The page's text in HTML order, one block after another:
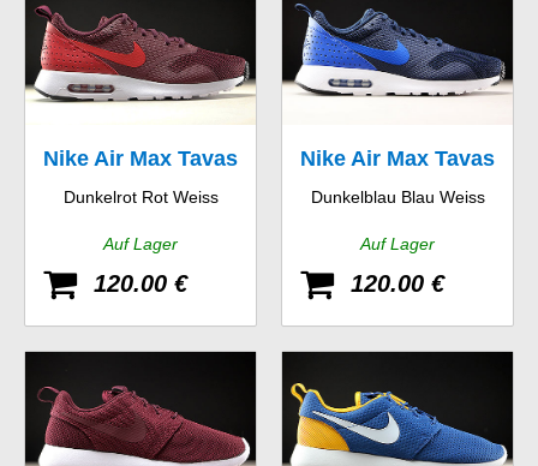
Nike Air Max Tavas
Dunkelrot Rot Weiss
Auf Lager
120.00 €
Nike Air Max Tavas
Dunkelblau Blau Weiss
Auf Lager
120.00 €